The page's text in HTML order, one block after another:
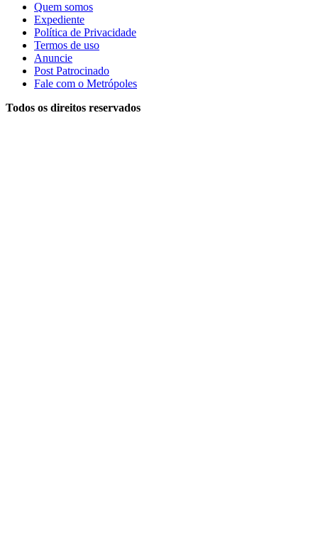
Quem somos
Expediente
Política de Privacidade
Termos de uso
Anuncie
Post Patrocinado
Fale com o Metrópoles
Todos os direitos reservados